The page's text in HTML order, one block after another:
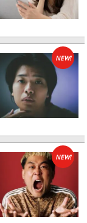
NEW!
NEW!